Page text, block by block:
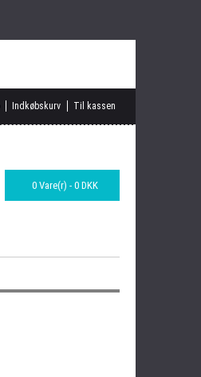
Indkøbskurv Til kassen
0 Vare(r) - 0 DKK